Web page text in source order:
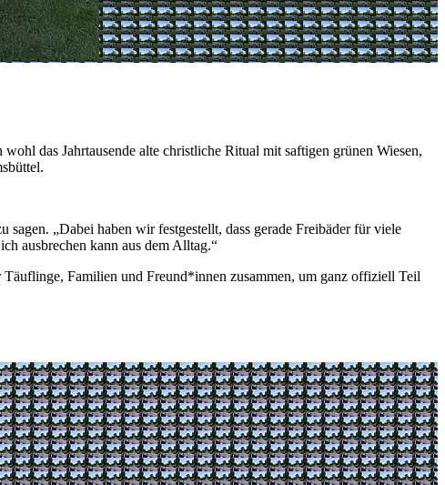
das Jahrtausende alte christliche Ritual mit saftigen grünen Wiesen,
„Dabei haben wir festgestellt, dass gerade Freibäder für viele
ausbrechen kann aus dem Alltag.“
Familien und Freund*innen zusammen, um ganz offiziell Teil